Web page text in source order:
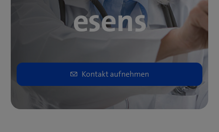
esens